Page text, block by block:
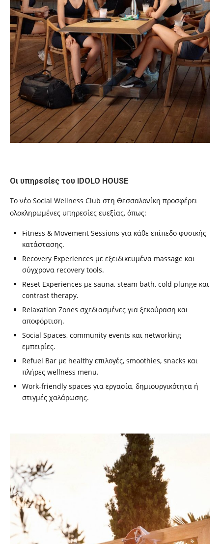
Οι υπηρεσίες του IDOLO HOUSE
Το νέο Social Wellness Club στη Θεσσαλονίκη προσφέρει
ολοκληρωμένες υπηρεσίες ευεξίας, όπως:
Fitness & Movement Sessions για κάθε επίπεδο φυσικής
κατάστασης.
Recovery Experiences με εξειδικευμένα massage και
σύγχρονα recovery tools.
Reset Experiences με sauna, steam bath, cold plunge και
contrast therapy.
Relaxation Zones σχεδιασμένες για ξεκούραση και
αποφόρτιση.
Social Spaces, community events και networking
εμπειρίες.
Refuel Bar με healthy επιλογές, smoothies, snacks και
πλήρες wellness menu.
Work-friendly spaces για εργασία, δημιουργικότητα ή
στιγμές χαλάρωσης.